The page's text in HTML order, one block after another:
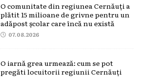
O comunitate din regiunea Cernăuți a
plătit 15 milioane de grivne pentru un
adăpost școlar care încă nu există
07.08.2026
O iarnă grea urmează: cum se pot
pregăti locuitorii regiunii Cernăuți